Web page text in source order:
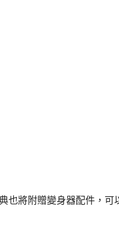
也將附贈變身器配件，可